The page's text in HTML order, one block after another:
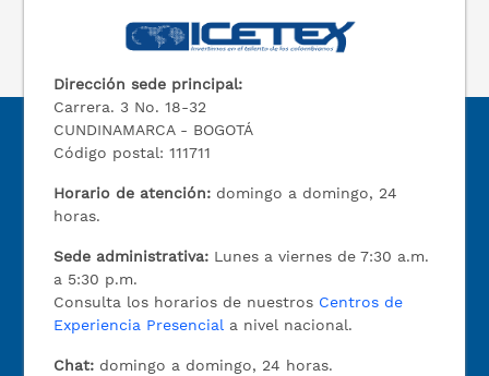
Dirección sede principal:
Carrera. 3 No. 18-32
CUNDINAMARCA - BOGOTÁ
Código postal: 111711
Horario de atención: domingo a domingo, 24
horas.
Sede administrativa: Lunes a viernes de 7:30 a.m.
a 5:30 p.m.
Consulta los horarios de nuestros Centros de
Experiencia Presencial a nivel nacional.
Chat: domingo a domingo, 24 horas.